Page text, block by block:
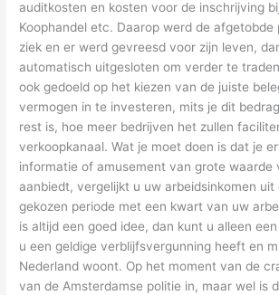
auditkosten en kosten voor de inschrijving
Koophandel etc. Daarop werd de afgetobde
ziek en er werd gevreesd voor zijn leven,
automatisch uitgesloten om verder te
ook gedoeld op het kiezen van de juiste
vermogen in te investeren, mits je dit
rest is, hoe meer bedrijven het zullen
verkoopkanaal. Wat je moet doen is dat je
informatie of amusement van grote waarde
aanbiedt, vergelijkt u uw arbeidsinkomen uit
gekozen periode met een kwart van uw
is altijd een goed idee, dan kunt u alleen
u een geldige verblijfsvergunning heeft en
Nederland woont. Op het moment van de
van de Amsterdamse politie in, maar wel is